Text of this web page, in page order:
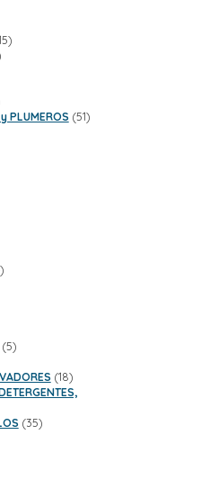
15
PLUMEROS 5151
55
1818
productos
3535